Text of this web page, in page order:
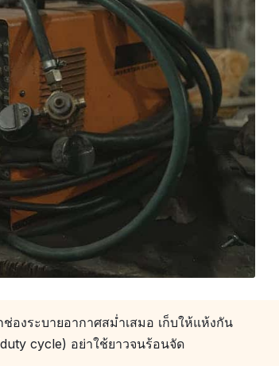
องระบายอากาศสม่ำเสมอ เก็บให้แห้งกัน
cycle) อย่าใช้ยาวจนร้อนจัด